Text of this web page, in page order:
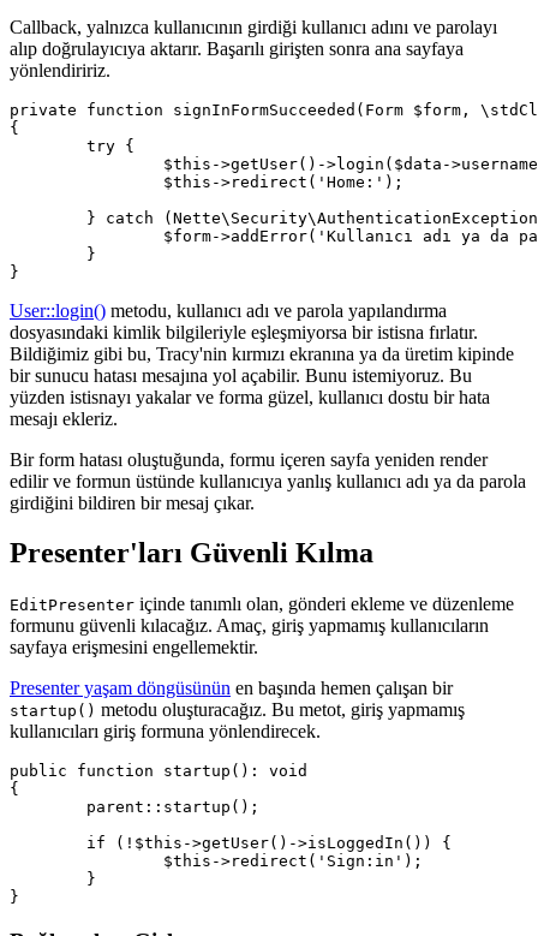
Callback, yalnızca kullanıcının girdiği kullanıcı adını ve parolayı
alıp doğrulayıcıya aktarır. Başarılı girişten sonra ana sayfaya
yönlendiririz.
private function signInFormSucceeded(Form $form,
{
User::login() metodu, kullanıcı adı ve parola yapılandırma
dosyasındaki kimlik bilgileriyle eşleşmiyorsa bir istisna fırlatır.
Bildiğimiz gibi bu, Tracy'nin kırmızı ekranına ya da üretim kipinde
bir sunucu hatası mesajına yol açabilir. Bunu istemiyoruz. Bu
yüzden istisnayı yakalar ve forma güzel, kullanıcı dostu bir hata
mesajı ekleriz.
Bir form hatası oluştuğunda, formu içeren sayfa yeniden render
edilir ve formun üstünde kullanıcıya yanlış kullanıcı adı ya da parola
girdiğini bildiren bir mesaj çıkar.
Presenter'ları Güvenli Kılma
EditPresenter içinde tanımlı olan, gönderi ekleme ve düzenleme
formunu güvenli kılacağız. Amaç, giriş yapmamış kullanıcıların
sayfaya erişmesini engellemektir.
Presenter yaşam döngüsünün en başında hemen çalışan bir
startup() metodu oluşturacağız. Bu metot, giriş yapmamış
kullanıcıları giriş formuna yönlendirecek.
public function startup(): void
{